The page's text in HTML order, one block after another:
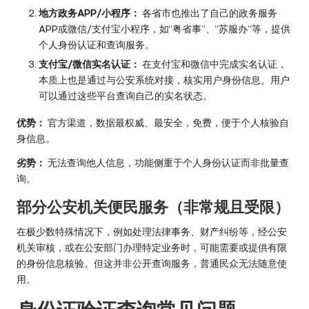
地方政务APP/小程序： 各省市也推出了自己的政务服务
APP或微信/支付宝小程序，如“粤省事”、“苏服办”等，提供
个人身份认证和查询服务。
支付宝/微信实名认证： 在支付宝和微信中完成实名认证，
本质上也是通过与公安系统对接，核实用户身份信息。用户
可以通过这些平台查询自己的实名状态。
优势： 官方渠道，数据最权威、最安全，免费，便于个人核验自
身信息。
劣势： 无法查询他人信息，功能侧重于个人身份认证而非批量查
询。
部分公安机关便民服务（非常规且受限）
在极少数特殊情况下，例如处理法律事务、财产纠纷等，经公安
机关审核，或在公安部门办理特定业务时，可能需要或提供有限
的身份信息核验。但这并非公开查询服务，普通民众无法随意使
用。